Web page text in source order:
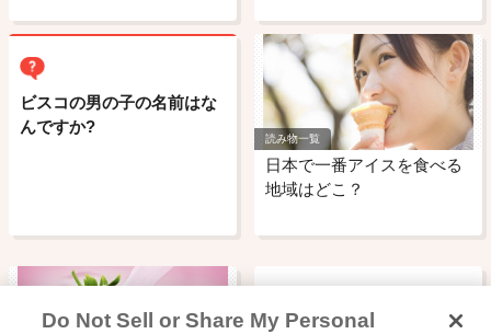
ビスコの男の子の名前はな
んですか?
読み物一覧
日本で一番アイスを食べる
地域はどこ？
Do Not Sell or Share My Personal